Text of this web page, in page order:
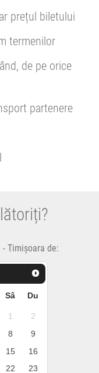
prețul biletului
termenilor
de pe orice
partenere
Timișoara de:
Sâ Du
1
2
8
9
15
16
22
23